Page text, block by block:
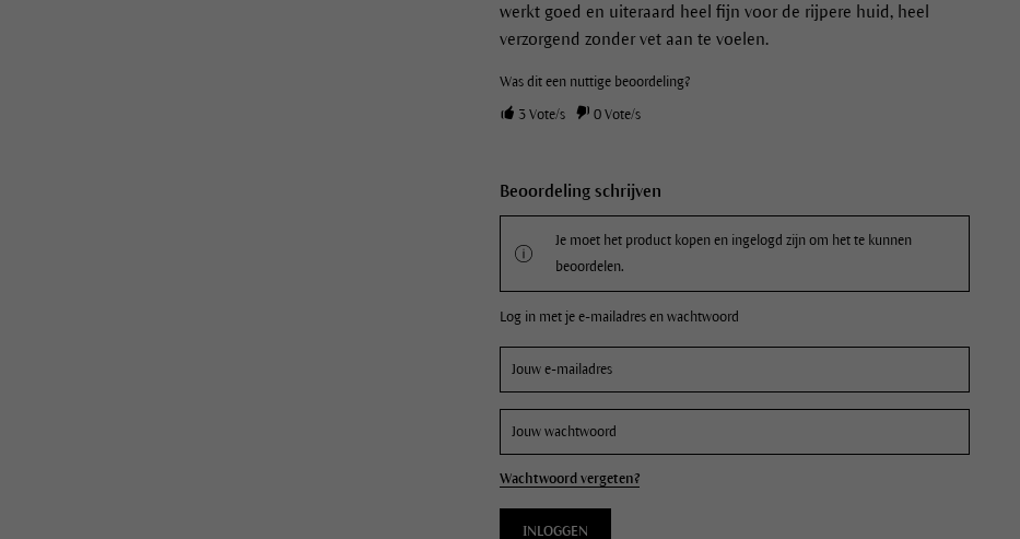
werkt goed en uiteraard heel fijn voor de rijpere huid, heel
verzorgend zonder vet aan te voelen.
Was dit een nuttige beoordeling?
3Vote/s 0Vote/s
Beoordeling schrijven
Je moet het product kopen en ingelogd zijn om het te kunnen
beoordelen.
Log in met je e-mailadres en wachtwoord
Wachtwoord vergeten?
INLOGGEN